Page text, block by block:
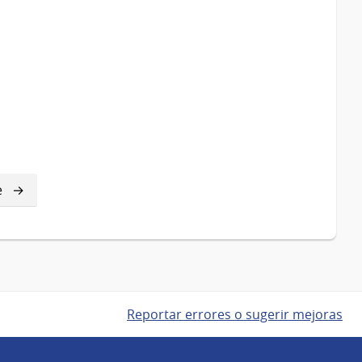
Reportar errores o sugerir mejoras